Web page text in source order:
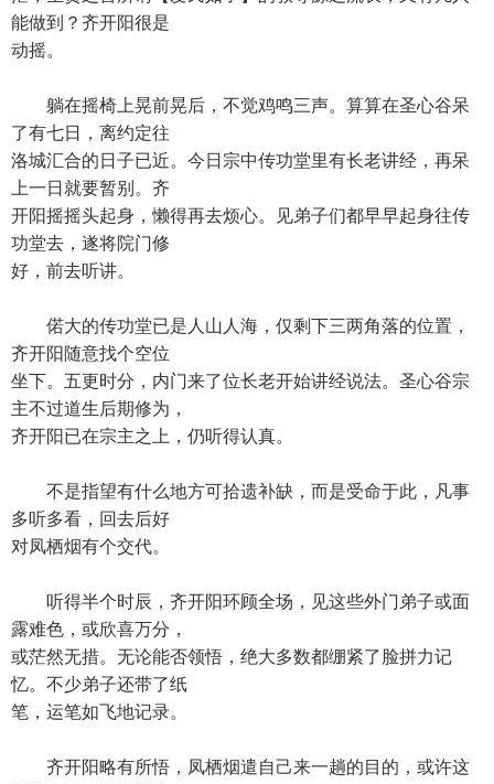
能做到？齐开阳很是
动摇。
躺在摇椅上晃前晃后，不觉鸡鸣三声。算算在圣心谷呆
了有七日，离约定往
洛城汇合的日子已近。今日宗中传功堂里有长老讲经，再呆
上一日就要暂别。齐
开阳摇摇头起身，懒得再去烦心。见弟子们都早早起身往传
功堂去，遂将院门修
好，前去听讲。
偌大的传功堂已是人山人海，仅剩下三两角落的位置，
齐开阳随意找个空位
坐下。五更时分，内门来了位长老开始讲经说法。圣心谷宗
主不过道生后期修为，
齐开阳已在宗主之上，仍听得认真。
不是指望有什么地方可拾遗补缺，而是受命于此，凡事
多听多看，回去后好
对凤栖烟有个交代。
听得半个时辰，齐开阳环顾全场，见这些外门弟子或面
露难色，或欣喜万分，
或茫然无措。无论能否领悟，绝大多数都绷紧了脸拼力记
忆。不少弟子还带了纸
笔，运笔如飞地记录。
齐开阳略有所悟，凤栖烟遣自己来一趟的目的，或许这